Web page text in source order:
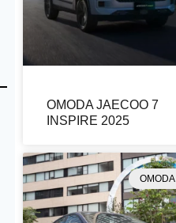
OMODA JAECOO 7
INSPIRE 2025
OMODA